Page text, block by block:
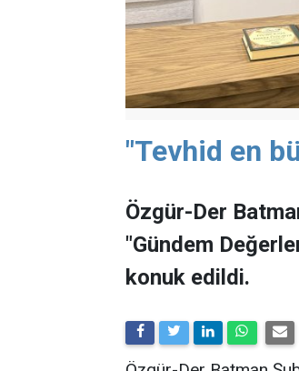
"Tevhid en
Özgür-Der
"Gündem
konuk edildi.